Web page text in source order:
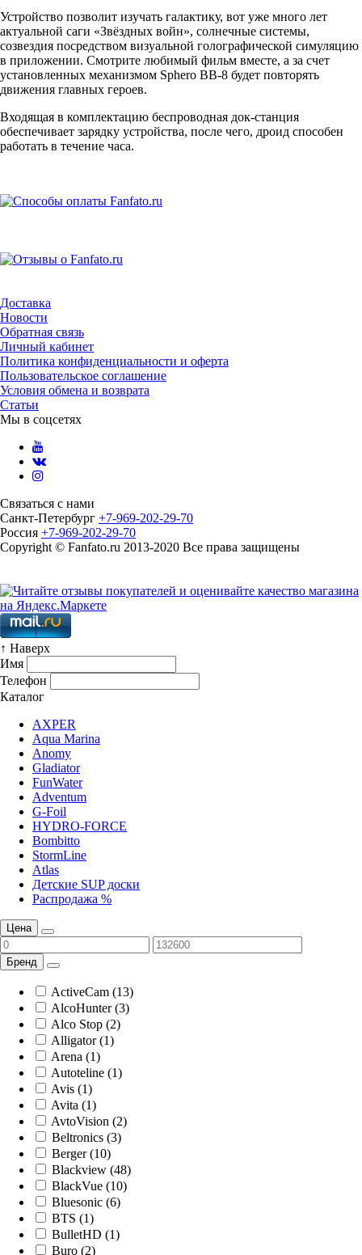
Устройство позволит изучать галактику, вот уже много лет
актуальной саги «Звёздных войн», солнечные системы,
созвездия посредством визуальной голографической симуляцию
в приложении. Смотрите любимый фильм вместе, а за счет
установленных механизмом Sphero BB-8 будет повторять
движения главных героев.
Входящая в комплектацию беспроводная док-станция
обеспечивает зарядку устройства, после чего, дроид способен
работать в течение часа.
Доставка
Новости
Обратная связь
Личный кабинет
Политика конфиденциальности и оферта
Пользовательское соглашение
Условия обмена и возврата
Статьи
Мы в соцсетях
Связаться с нами
Санкт-Петербург +7-969-202-29-70
Россия +7-969-202-29-70
Copyright © Fanfato.ru 2013-2020 Все права защищены
↑ Наверх
Имя
Телефон
Каталог
AXPER
Aqua Marina
Anomy
Gladiator
FunWater
Adventum
G-Foil
HYDRO-FORCE
Bombitto
StormLine
Atlas
Детские SUP доски
Распродажа %
Цена
Бренд
ActiveCam (13)
AlcoHunter (3)
Alco Stop (2)
Alligator (1)
Arena (1)
Autoteline (1)
Avis (1)
Avita (1)
AvtoVision (2)
Beltronics (3)
Berger (10)
Blackview (48)
BlackVue (10)
Bluesonic (6)
BTS (1)
BulletHD (1)
Buro (2)